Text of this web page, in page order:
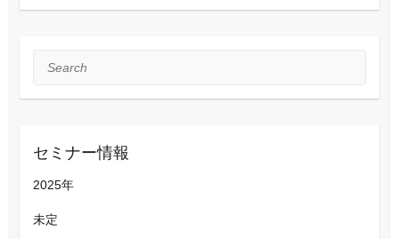
Search
セミナー情報
2025年
未定